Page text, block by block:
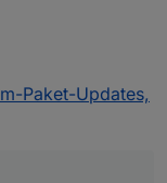
16:40
Paket-Updates,